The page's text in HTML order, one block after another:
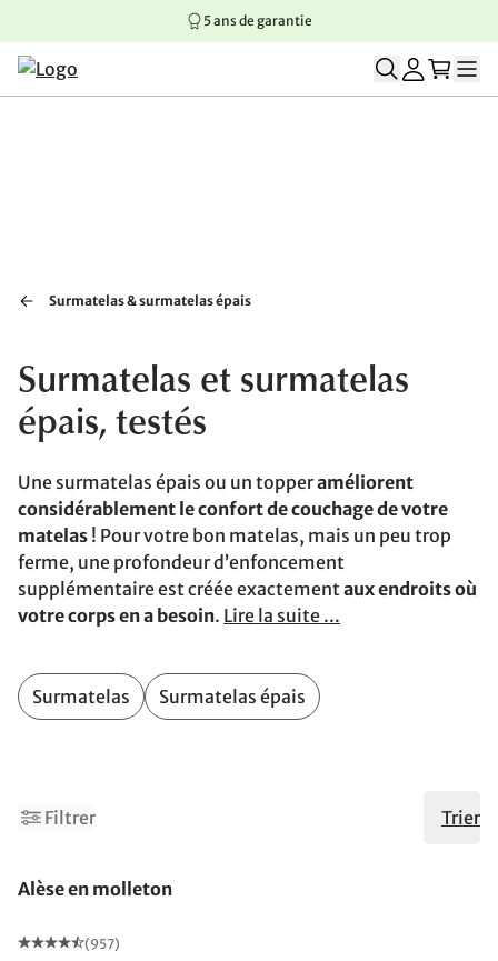
Aller au contenu principal
Aller à la navigation principale
Aller au pied de page
5 ans de garantie
Surmatelas & surmatelas épais
Surmatelas et surmatelas
épais, testés
Une surmatelas épais ou un topperaméliorent
considérablement le confort de couchage de votre
matelas ! Pour votre bon matelas, mais un peu trop
ferme, une profondeur d’enfoncement
supplémentaire est créée exactementaux endroits où
votre corps en a besoin. Lire la suite ...
Surmatelas Surmatelas épais
Filtrer Trier
Alèse en molleton
(957)